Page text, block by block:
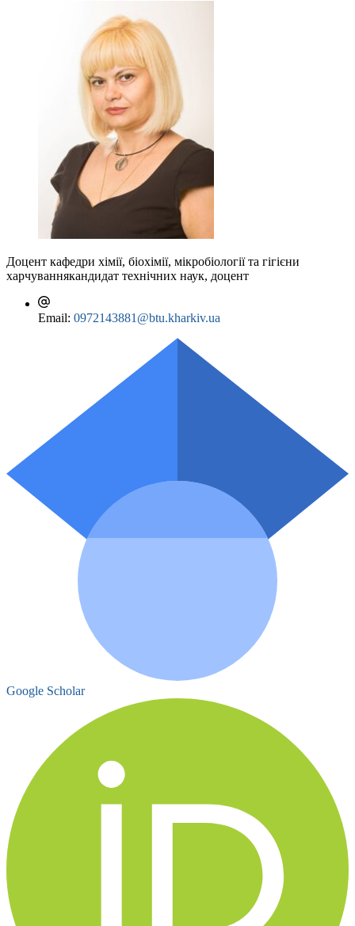
Доцент кафедри хімії, біохімії, мікробіології та гігієни
харчуваннякандидат технічних наук, доцент
Email: 0972143881@btu.kharkiv.ua
Google Scholar